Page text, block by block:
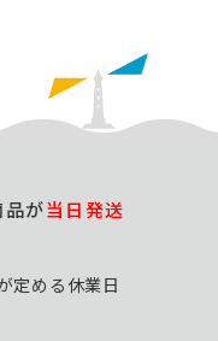
が当日発送
定める休業日